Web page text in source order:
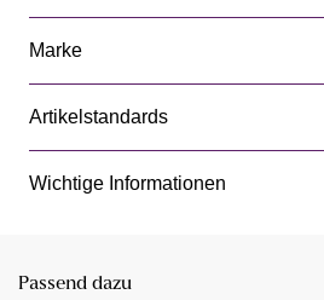
Marke
Artikelstandards
Wichtige Informationen
Passend dazu